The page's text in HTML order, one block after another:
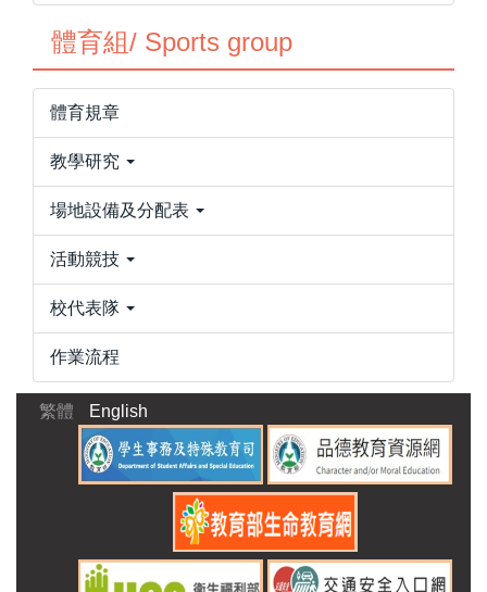
體育組/ Sports group
體育規章
教學研究
場地設備及分配表
活動競技
校代表隊
作業流程
繁體 English